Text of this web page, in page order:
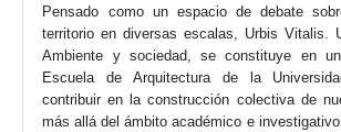
Pensado como un espacio de debate
territorio en diversas escalas, Urbis Vitalis.
Ambiente y sociedad, se constituye en
Escuela de Arquitectura de la
contribuir en la construcción colectiva de
más allá del ámbito académico e